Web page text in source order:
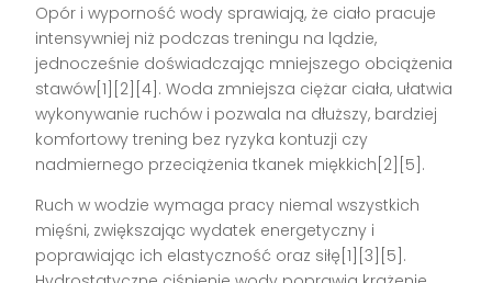
Opór i wyporność wody sprawiają, że ciało pracuje
intensywniej niż podczas treningu na lądzie,
jednocześnie doświadczając mniejszego obciążenia
stawów[1][2][4]. Woda zmniejsza ciężar ciała, ułatwia
wykonywanie ruchów i pozwala na dłuższy, bardziej
komfortowy trening bez ryzyka kontuzji czy
nadmiernego przeciążenia tkanek miękkich[2][5].
Ruch w wodzie wymaga pracy niemal wszystkich
mięśni, zwiększając wydatek energetyczny i
poprawiając ich elastyczność oraz siłę[1][3][5].